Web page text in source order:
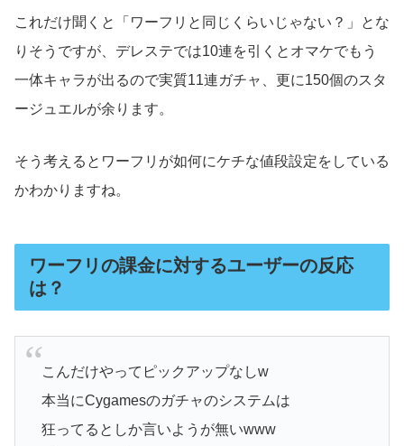
これだけ聞くと「ワーフリと同じくらいじゃない？」とな
りそうですが、デレステでは10連を引くとオマケでもう
一体キャラが出るので実質11連ガチャ、更に150個のスタ
ージュエルが余ります。
そう考えるとワーフリが如何にケチな値段設定をしている
かわかりますね。
ワーフリの課金に対するユーザーの反応
は？
こんだけやってピックアップなしw
本当にCygamesのガチャのシステムは
狂ってるとしか言いようが無いwww